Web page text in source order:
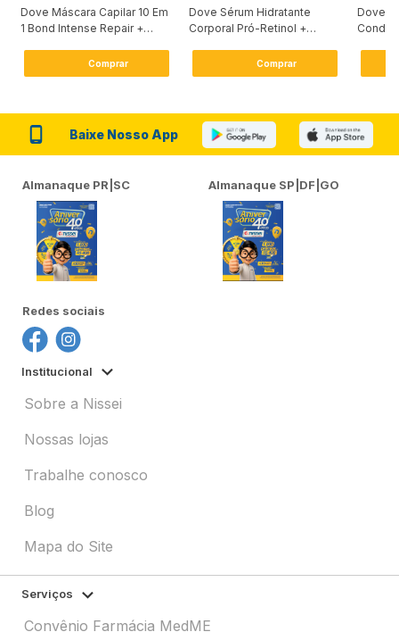
Dove Máscara Capilar 10 Em
1 Bond Intense Repair +
Comprar
Dove Sérum Hidratante
Corporal Pró-Retinol +
Comprar
Dove
Baixe Nosso App
Almanaque PR|SC Almanaque SP|DF|GO
Redes sociais
Institucional
Sobre a Nissei
Nossas lojas
Trabalhe conosco
Blog
Mapa do Site
Serviços
Convênio Farmácia MedME